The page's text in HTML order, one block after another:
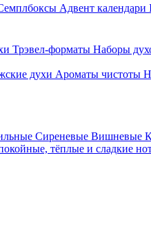
Адвент календари
Трэвел-форматы Наборы
духи Ароматы чистоты
Сиреневые Вишневые
тёплые и сладкие